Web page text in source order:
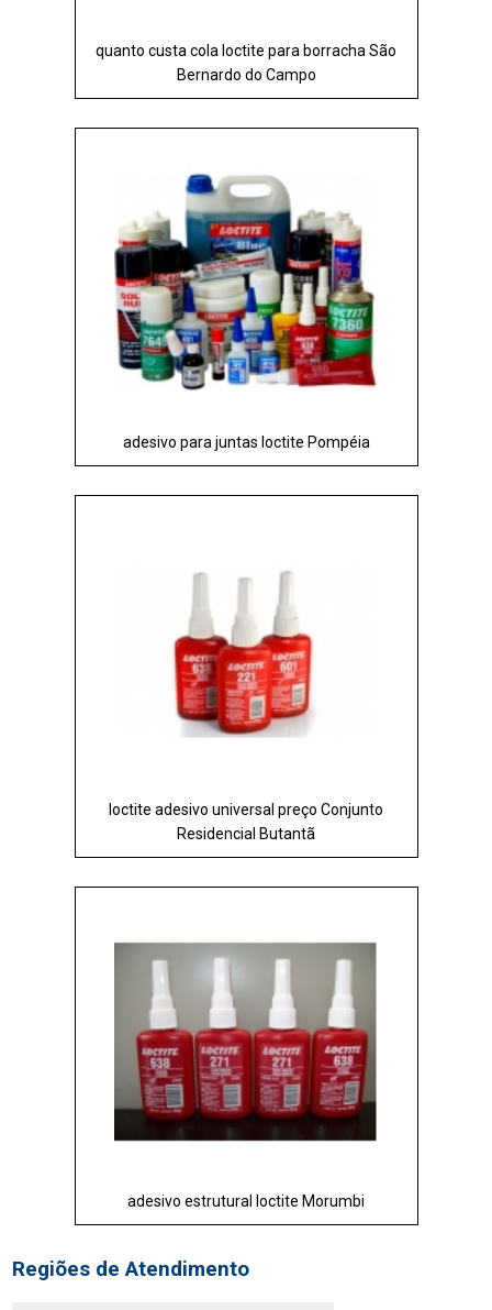
quanto custa cola loctite para borracha São
Bernardo do Campo
adesivo para juntas loctite Pompéia
loctite adesivo universal preço Conjunto
Residencial Butantã
adesivo estrutural loctite Morumbi
Regiões de Atendimento